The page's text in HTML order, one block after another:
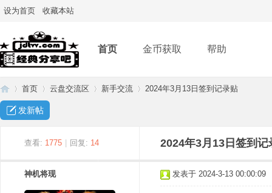
设为首页 收藏本站
首页 金币获取 帮助
首页
›
云盘交流区
›
新手交流 2024年3月13日签到记录贴
发新帖
查看: 1775 回复: 14 2024年3月13日签到记
神机将现 发表于 2024-3-13 00:00:09